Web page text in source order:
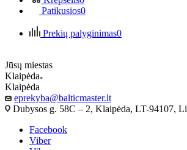
Patikusios0
Prekių palyginimas0
Jūsų miestas
Klaipėda
Klaipėda
eprekyba@balticmaster.lt
Dubysos g. 58C – 2, Klaipėda, LT-94107,
Facebook
Viber